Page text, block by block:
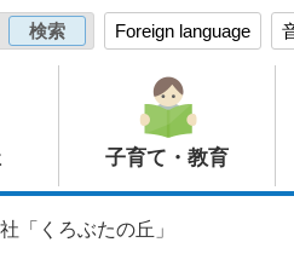
Foreign language
子育て・教育
「くろぶたの丘」